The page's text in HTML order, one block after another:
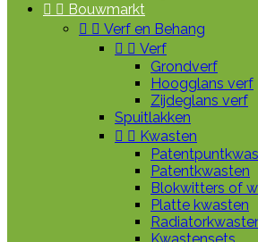
  Bouwmarkt
  Verf en Behang
  Verf
Grondverf
Hoogglans verf
Zijdeglans verf
Spuitlakken
  Kwasten
Patentkwasten
Blokwitters of
Platte kwasten